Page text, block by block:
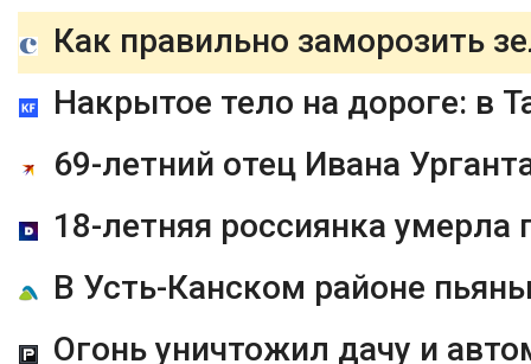
69-летний отец Ивана
18-летняя россиянка
Огонь уничтожил дачу и